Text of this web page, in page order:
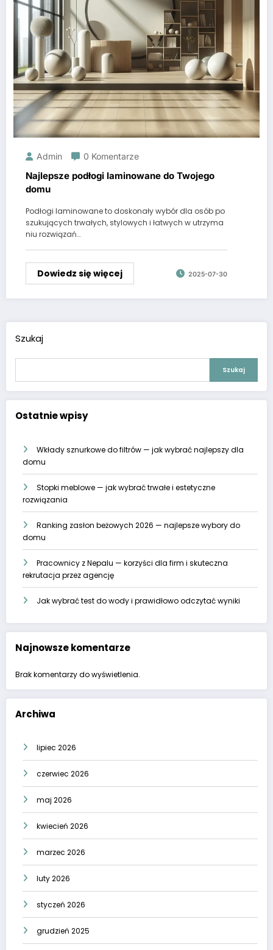
Admin 0 Komentarze
Najlepsze podłogi laminowane do Twojego
domu
Podłogi laminowane to doskonały wybór dla osób po
szukujących trwałych, stylowych i łatwych w utrzyma
niu rozwiązań…
Dowiedz się więcej 2025-07-30
Szukaj
Szukaj
Ostatnie wpisy
Wkłady sznurkowe do filtrów — jak wybrać najlepszy dla
domu
Stopki meblowe — jak wybrać trwałe i estetyczne
rozwiązania
Ranking zasłon beżowych 2026 — najlepsze wybory do
domu
Pracownicy z Nepalu — korzyści dla firm i skuteczna
rekrutacja przez agencję
Jak wybrać test do wody i prawidłowo odczytać wyniki
Najnowsze komentarze
Brak komentarzy do wyświetlenia.
Archiwa
lipiec 2026
czerwiec 2026
maj 2026
kwiecień 2026
marzec 2026
luty 2026
styczeń 2026
grudzień 2025